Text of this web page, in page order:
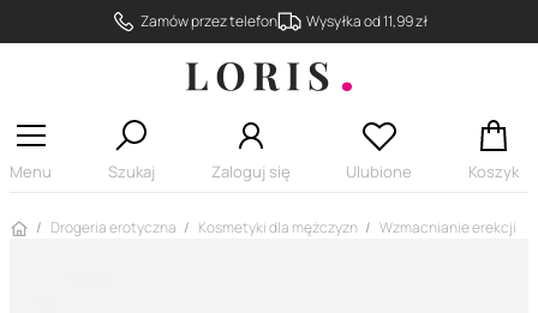
Zamów przez telefon Wysyłka od 11,99 zł
Menu Szukaj Zaloguj się Ulubione Koszyk
Strona główna
Drogeria erotyczna Kosmetyki dla mężczyzn Wzmacnianie erekcji